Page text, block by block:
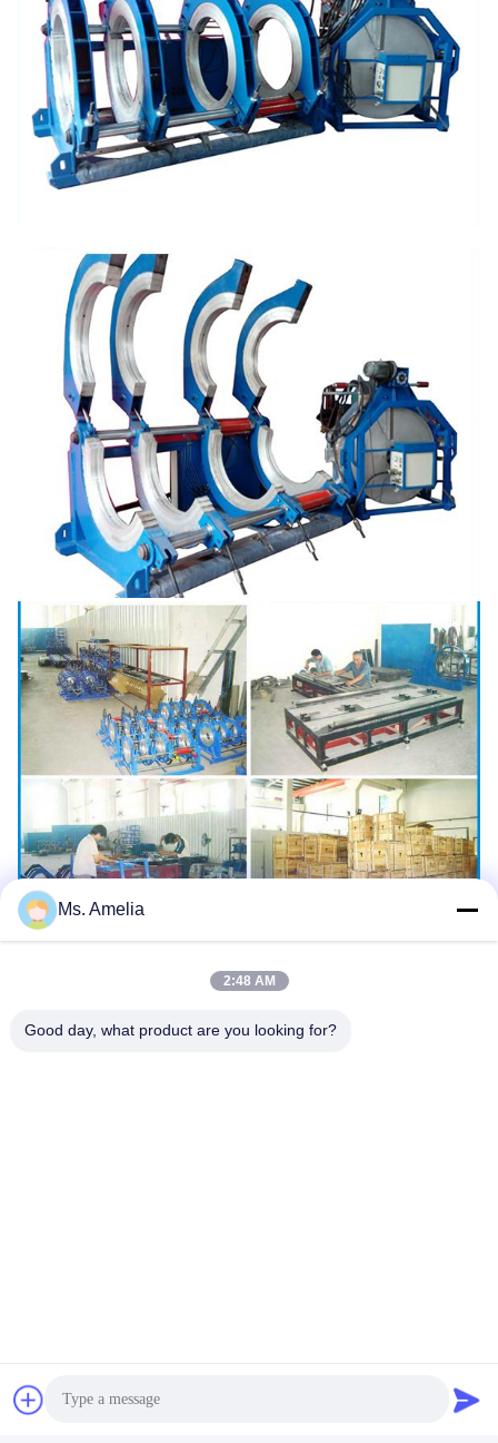
Ms. Amelia
2:48 AM
Good day, what product are you looking for?